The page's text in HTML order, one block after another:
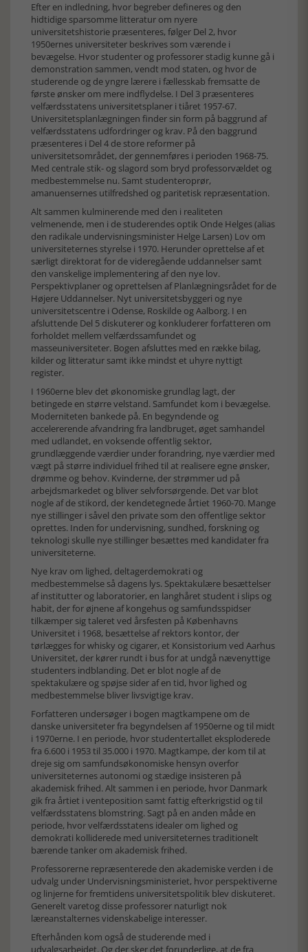
Efter en indledning, hvor begreber defineres og den
hidtidige sparsomme litteratur om nyere
universitetshistorie præsenteres, følger Del 2, hvor
1950ernes universiteter beskrives som værende i
bevægelse. Hvor studenter og professorer stadig kunne gå i
demonstration sammen, vendt mod staten, og hvor de
studerende og de yngre lærere i fællesskab fremsatte de
første ønsker om mere indflydelse. I Del 3 præsenteres
velfærdsstatens universitetsplaner i tiåret 1957-67.
Universitetsplanlægningen finder sin form på baggrund af
velfærdsstatens udfordringer og krav. På den baggrund
præsenteres i Del 4 de store reformer på
universitetsområdet, der gennemføres i perioden 1968-75.
Med centrale stik- og slagord som bryd professorvældet og
medbestemmelse nu. Samt studenteroprør,
amanuensernes utilfredshed og paritetisk repræsentation.
Alt sammen kulminerende med den i realiteten
velmenende, men i de studerendes optik Onde Helges (alias
den radikale undervisningsminister Helge Larsen) Lov om
universiteternes styrelse i 1970. Herunder oprettelse af et
særligt direktorat for de videregående uddannelser samt
den vanskelige implementering af den nye lov.
Perspektivplaner og oprettelsen af Planlægningsrådet for de
Højere Uddannelser. Nyt universitetsbyggeri og nye
universitetscentre i Odense, Roskilde og Aalborg. I en
afsluttende Del 5 diskuterer og konkluderer forfatteren om
forholdet mellem velfærdssamfundet og
masseuniversiteter. Bogen afsluttes med en række bilag,
kilder og litteratur samt ikke mindst et uhyre nyttigt
register.
I 1960erne blev det økonomiske grundlag lagt, der
betingede en større velstand. Samfundet kom i bevægelse.
Moderniteten bankede på. En begyndende og
accelererende afvandring fra landbruget, øget samhandel
med udlandet, en voksende offentlig sektor,
grundlæggende værdier under forandring, nye værdier med
vægt på større individuel frihed til at realisere egne ønsker,
drømme og behov. Kvinderne, der strømmer ud på
arbejdsmarkedet og bliver selvforsørgende. Det var blot
nogle af de stikord, der kendetegnede årtiet 1960-70. Mange
nye stillinger i såvel den private som den offentlige sektor
oprettes. Inden for undervisning, sundhed, forskning og
teknologi skulle nye stillinger besættes med kandidater fra
universiteterne.
Nye krav om lighed, deltagerdemokrati og
medbestemmelse så dagens lys. Spektakulære besættelser
af institutter og laboratorier, en langhåret student i slips og
habit, der for øjnene af kongehus og samfundsspidser
tilkæmper sig taleret ved årsfesten på Københavns
Universitet i 1968, besættelse af rektors kontor, der
tørlægges for whisky og cigarer, et Konsistorium ved Aarhus
Universitet, der kører rundt i bus for at undgå nævenyttige
studenters indblanding. Det er blot nogle af de
spektakulære og spøjse sider af en tid, hvor lighed og
medbestemmelse bliver livsvigtige krav.
Forfatteren undersøger i bogen magtkampene om de
danske universiteter fra begyndelsen af 1950erne og til midt
i 1970erne. I en periode, hvor studentertallet eksploderede
fra 6.600 i 1953 til 35.000 i 1970. Magtkampe, der kom til at
dreje sig om samfundsøkonomiske hensyn overfor
universiteternes autonomi og stædige insisteren på
akademisk frihed. Alt sammen i en periode, hvor Danmark
gik fra årtiet i venteposition samt fattig efterkrigstid og til
velfærdsstatens blomstring. Sagt på en anden måde en
periode, hvor velfærdsstatens idealer om lighed og
demokrati kolliderede med universiteternes traditionelt
bærende tanker om akademisk frihed.
Professorerne repræsenterede den akademiske verden i de
udvalg under Undervisningsministeriet, hvor perspektiverne
og linjerne for fremtidens universitetspolitik blev diskuteret.
Generelt varetog disse professorer naturligt nok
læreanstalternes videnskabelige interesser.
Efterhånden kom også de studerende med i
udvalgsarbejdet. Og der sker det forunderlige, at de fra